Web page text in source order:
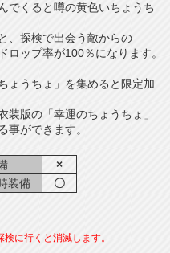
でくると噂の黄色いちょうち
、探検で出会う敵からの
ロップ率が100％になります。
ょうちょ」を集めると限定加
装版の「幸運のちょうちょ」
事ができます。
×
装備
〇
に行くと消滅します。